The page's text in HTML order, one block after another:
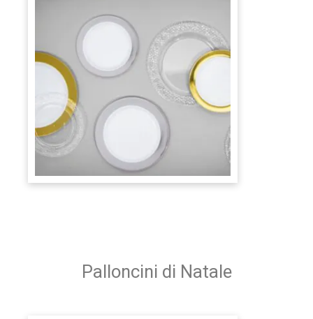
Palloncini di Natale